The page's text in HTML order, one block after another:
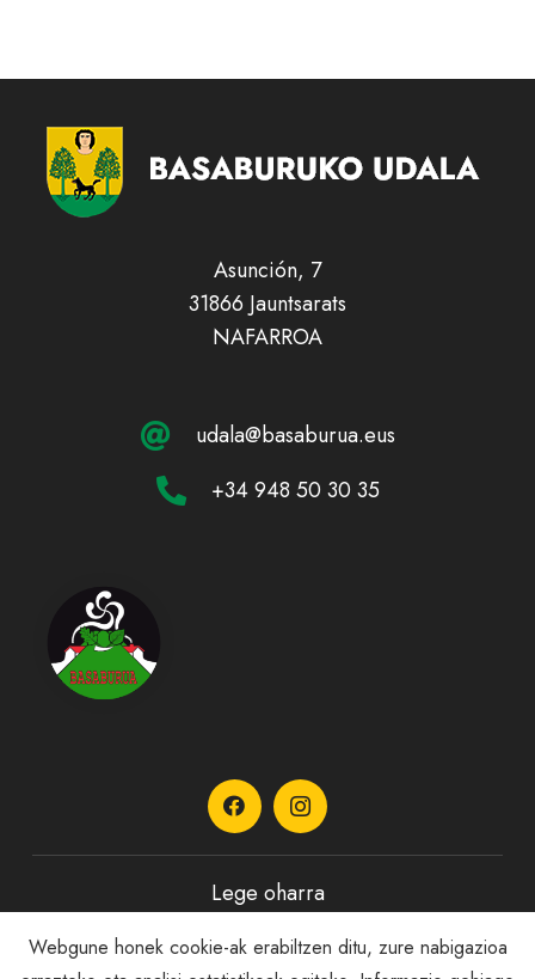
Asunción, 7
31866 Jauntsarats
NAFARROA
udala@basaburua.eus
+34 948 50 30 35
Lege oharra
Pribatutasun Politika
Webgune honek cookie-ak erabiltzen ditu, zure nabigazioa